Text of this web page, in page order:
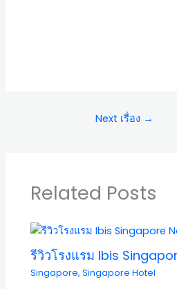
Next เรื่อง →
Related Posts
รีวิวโรงแรม Ibis
Singapore,Singapore Hotel